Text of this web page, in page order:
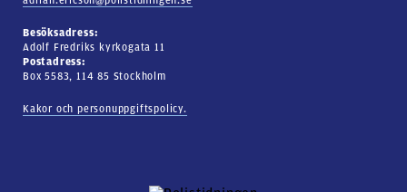
Besöksadress:
Adolf Fredriks kyrkogata 11
Postadress:
Box 5583, 114 85 Stockholm
Kakor och personuppgiftspolicy.